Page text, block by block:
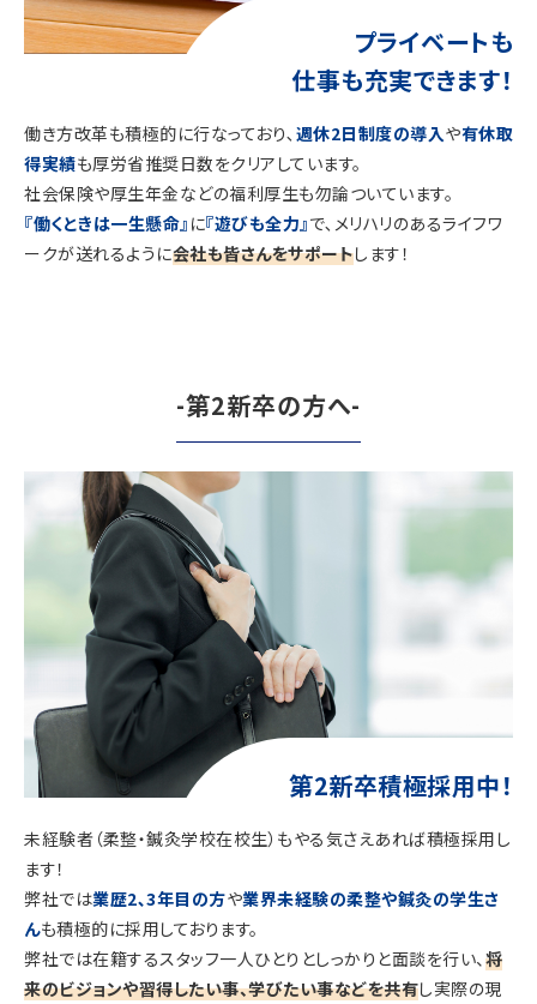
プライベートも
仕事も充実できます！
働き方改革も積極的に行なっており､ 週休2日制度の導入や有休取
得実績も厚労省推奨日数をクリアしています。
社会保険や厚生年金などの福利厚生も勿論ついています。
『働くときは一生懸命』 に『遊びも全力』で､メリハリのあるライフワ
ークが送れるように会社も皆さんをサポートします！
-第2新卒の方へ-
第2新卒積極採用中！
未経験者（柔整・鍼灸学校在校生）もやる気さえあれば積極採用し
ます！
弊社では業歴2､3年目の方や業界未経験の柔整や鍼灸の学生さ
んも積極的に採用しております。
弊社では在籍するスタッフ一人ひとりとしっかりと面談を行い、 将
来のビジョンや習得したい事、学びたい事などを共有し実際の現